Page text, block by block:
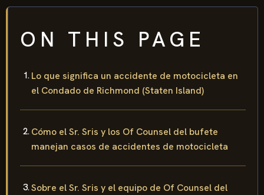
ON THIS PAGE
Lo que significa un accidente de motocicleta en
el Condado de Richmond (Staten Island)
Cómo el Sr. Sris y los Of Counsel del bufete
manejan casos de accidentes de motocicleta
Sobre el Sr. Sris y el equipo de Of Counsel del